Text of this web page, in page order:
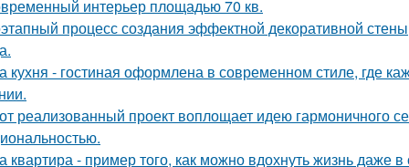
интерьер площадью 70 кв.
процесс создания эффектной декоративной
кухня - гостиная оформлена в современном стиле, где
реализованный проект воплощает идею гармоничного
квартира - пример того, как можно вдохнуть жизнь даже